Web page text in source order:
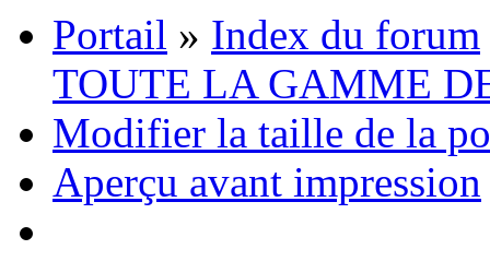
Portail » Index du forum
TOUTE LA GAMME
Modifier la taille de la
Aperçu avant impression